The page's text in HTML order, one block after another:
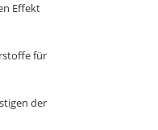
Effekt
für
der